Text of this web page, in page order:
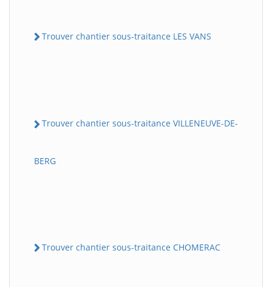
Trouver chantier sous-traitance LES VANS
Trouver chantier sous-traitance VILLENEUVE-DE-
BERG
Trouver chantier sous-traitance CHOMERAC